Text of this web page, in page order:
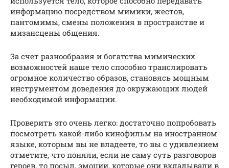
информацию посредством мимики, жестов,
пантомимы, смены положения в пространстве и
мизансцены общения.
За счет разнообразия и богатства мимических
возможностей наше тело способно транслировать
огромное количество образов, становясь мощным
инструментом доведения до окружающих людей
необходимой информации.
Проверить это очень легко: достаточно попробовать
посмотреть какой-либо кинофильм на иностранном
языке, которым вы не владеете, то вы с удивлением
отметите, что поняли, если не саму суть разговоров
героев, то посыл, эмоции, которые они вкладывали в